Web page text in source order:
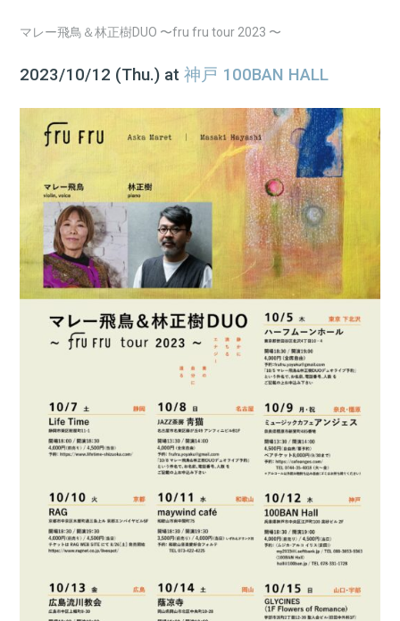
マレー飛鳥＆林正樹DUO 〜fru fru tour 2023 〜
2023/10/12 (Thu.) at神戸 100BAN HALL